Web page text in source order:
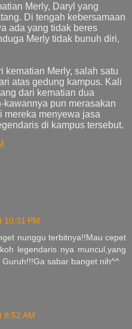
Merly, Daryl yang
Di tengah kebersamaan
ada yang tidak beres
Merly tidak bunuh diri,
kematian Merly, salah satu
atas gedung kampus. Kali
dari kematian dua
pun merasakan
mereka menyewa jasa
di kampus tersebut.
10:31 PM
nunggu terbitnya!!Mau cepet
legendaris nya muncul,yang
sabar banget nih^^
8:52 AM